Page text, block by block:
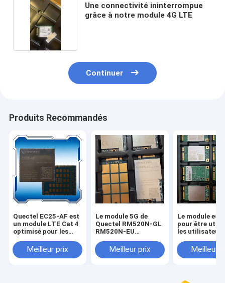
Une connectivité ininterrompue
grâce à notre module 4G LTE
Continuer
Produits Recommandés
Quectel EC25-AF est
un module LTE Cat 4
optimisé pour les
IoT, offrant des
débits de données
Meilleur prix
Le module 5G de
Quectel RM520N-GL
RM520N-EU
RM510Q-GL
RM255C-GL
Meilleur prix
Le module est
pour être
les
Meilleur